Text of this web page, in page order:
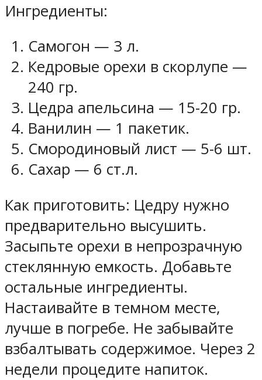
Ингредиенты:
Самогон — 3 л.
Кедровые орехи в скорлупе —
240 гр.
Цедра апельсина — 15-20 гр.
Ванилин — 1 пакетик.
Смородиновый лист — 5-6 шт.
Сахар — 6 ст.л.
Как приготовить: Цедру нужно
предварительно высушить.
Засыпьте орехи в непрозрачную
стеклянную емкость. Добавьте
остальные ингредиенты.
Настаивайте в темном месте,
лучше в погребе. Не забывайте
взбалтывать содержимое. Через 2
недели процедите напиток.